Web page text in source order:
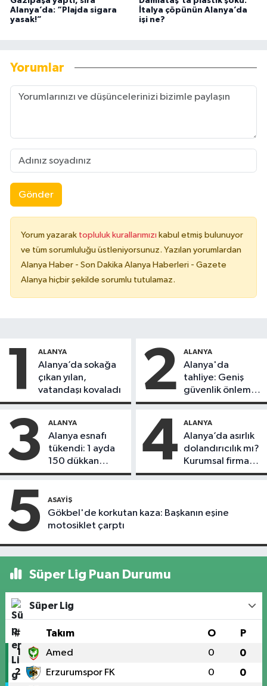
Alanya’da: “Plajda sigara
yasak!”
İtalya çöpünün Alanya’da
işi ne?
Yorumlar
Gönder
Yorum yazarak topluluk kurallarımızı kabul etmiş bulunuyor
ve tüm sorumluluğu üstleniyorsunuz. Yazılan yorumlardan
Alanya Haber - Son Dakika Alanya Haberleri - Gazete
Alanya hiçbir şekilde sorumlu tutulamaz.
1 ALANYA
Alanya’da sokağa
çıkan yılan,
vatandaşı kovaladı
2 ALANYA
Alanya'da
tahliye: Geniş
güvenlik önlemi
alındı
3 ALANYA
Alanya esnafı
tükendi: 1 ayda
150 dükkan
kapandı
4 ALANYA
Alanya’da asırlık
dolandırıcılık mı?
Kurumsal firma
Remax Metro
5 ASAYIŞ
Gökbel'de korkutan kaza: Başkanın eşine
motosiklet çarptı
Süper Lig Puan Durumu
Süper Lig
# Takım O P
1 Amed 0 0
2 Erzurumspor FK 0 0